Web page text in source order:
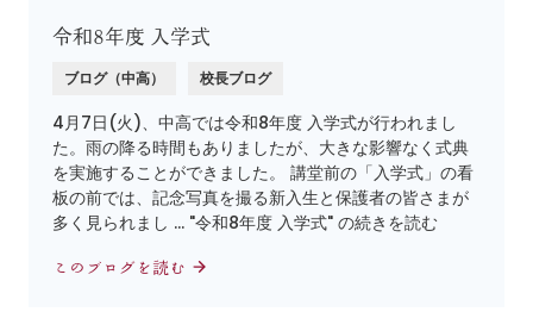
令和8年度 入学式
ブログ（中高） 校長ブログ
4月7日(火)、中高では令和8年度 入学式が行われまし
た。雨の降る時間もありましたが、大きな影響なく式典
を実施することができました。 講堂前の「入学式」の看
板の前では、記念写真を撮る新入生と保護者の皆さまが
多く見られまし … "令和8年度 入学式" の続きを読む
このブログを読む